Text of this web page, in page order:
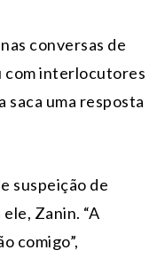
conversas de
com interlocutores
saca uma resposta
suspeição de
Zanin. “A
comigo”,